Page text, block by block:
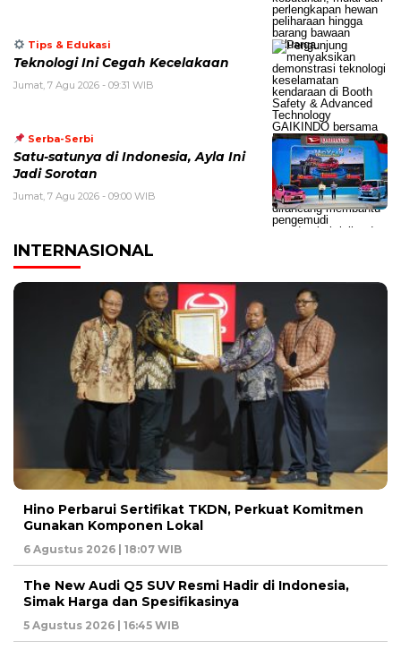
Tips & Edukasi
Teknologi Ini Cegah Kecelakaan
Jumat, 7 Agu 2026 - 09:31 WIB
Serba-Serbi
Satu-satunya di Indonesia, Ayla Ini
Jadi Sorotan
Jumat, 7 Agu 2026 - 09:00 WIB
INTERNASIONAL
Hino Perbarui Sertifikat TKDN, Perkuat Komitmen
Gunakan Komponen Lokal
6 Agustus 2026 | 18:07 WIB
The New Audi Q5 SUV Resmi Hadir di Indonesia,
Simak Harga dan Spesifikasinya
5 Agustus 2026 | 16:45 WIB